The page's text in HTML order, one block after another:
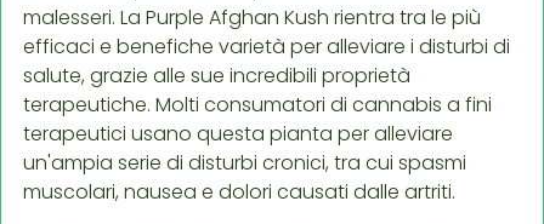
malesseri. La Purple Afghan Kush rientra tra le più
efficaci e benefiche varietà per alleviare i disturbi di
salute, grazie alle sue incredibili proprietà
terapeutiche. Molti consumatori di cannabis a fini
terapeutici usano questa pianta per alleviare
un'ampia serie di disturbi cronici, tra cui spasmi
muscolari, nausea e dolori causati dalle artriti.